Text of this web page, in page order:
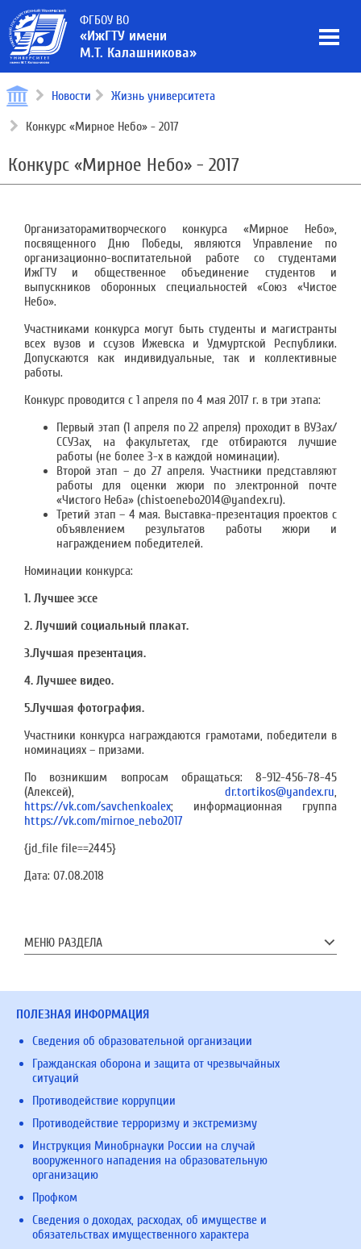
ФГБОУ ВО
«ИжГТУ имени
М.Т. Калашникова»
Новости Жизнь университета
Конкурс «Мирное Небо» - 2017
Конкурс «Мирное Небо» - 2017
Организаторамитворческого конкурса «Мирное Небо»,
посвященного Дню Победы, являются Управление по
организационно-воспитательной работе со студентами
ИжГТУ и общественное объединение студентов и
выпускников оборонных специальностей «Союз «Чистое
Небо».
Участниками конкурса могут быть студенты и магистранты
всех вузов и ссузов Ижевска и Удмуртской Республики.
Допускаются как индивидуальные, так и коллективные
работы.
Конкурс проводится с 1 апреля по 4 мая 2017 г. в три этапа:
Первый этап (1 апреля по 22 апреля) проходит в ВУЗах/
ССУЗах, на факультетах, где отбираются лучшие
работы (не более 3-х в каждой номинации).
Второй этап – до 27 апреля. Участники представляют
работы для оценки жюри по электронной почте
«Чистого Неба» (chistoenebo2014@yandex.ru).
Третий этап – 4 мая. Выставка-презентация проектов с
объявлением результатов работы жюри и
награждением победителей.
Номинации конкурса:
1. Лучшее эссе
2. Лучший социальный плакат.
3.Лучшая презентация.
4. Лучшее видео.
5.Лучшая фотография.
Участники конкурса награждаются грамотами, победители в
номинациях – призами.
По возникшим вопросам обращаться: 8-912-456-78-45
(Алексей), dr.tortikos@yandex.ru,
https://vk.com/savchenkoalex; информационная группа
https://vk.com/mirnoe_nebo2017
{jd_file file==2445}
Дата: 07.08.2018
МЕНЮ РАЗДЕЛА
ПОЛЕЗНАЯ ИНФОРМАЦИЯ
Сведения об образовательной организации
Гражданская оборона и защита от чрезвычайных
ситуаций
Противодействие коррупции
Противодействие терроризму и экстремизму
Инструкция Минобрнауки России на случай
вооруженного нападения на образовательную
организацию
Профком
Сведения о доходах, расходах, об имуществе и
обязательствах имущественного характера